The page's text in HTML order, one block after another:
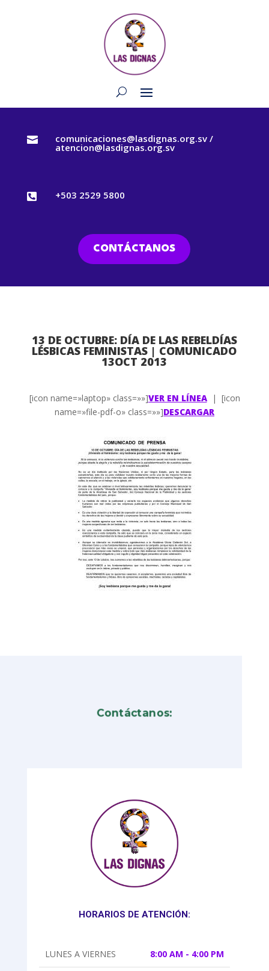
 comunicaciones@lasdignas.org.sv /
atencion@lasdignas.org.sv
 +503 2529 5800
CONTÁCTANOS
13 DE OCTUBRE: DÍA DE LAS REBELDÍAS
LÉSBICAS FEMINISTAS | COMUNICADO
13OCT 2013
[icon name=»laptop» class=»»]VER EN LÍNEA| [icon
name=»file-pdf-o» class=»»]DESCARGAR
Contáctanos:
HORARIOS DE ATENCIÓN:
LUNES A VIERNES 8:00 AM - 4:00 PM